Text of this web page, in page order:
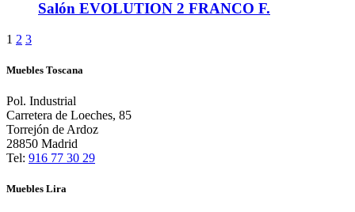
Salón EVOLUTION 2 FRANCO F.
1 2 3
Muebles Toscana
Pol. Industrial
Carretera de Loeches, 85
Torrejón de Ardoz
28850 Madrid
Tel: 916 77 30 29
Muebles Lira